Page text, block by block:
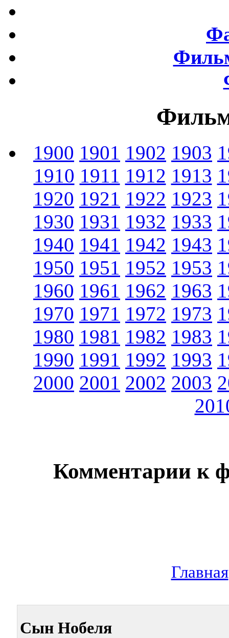
1900 1901 1902 1903
1910 1911 1912 1913
1920 1921 1922 1923
1930 1931 1932 1933
1940 1941 1942 1943
1950 1951 1952 1953
1960 1961 1962 1963
1970 1971 1972 1973
1980 1981 1982 1983
1990 1991 1992 1993
2000 2001 2002 2003
Комментарии к
Главная
Сын Нобеля